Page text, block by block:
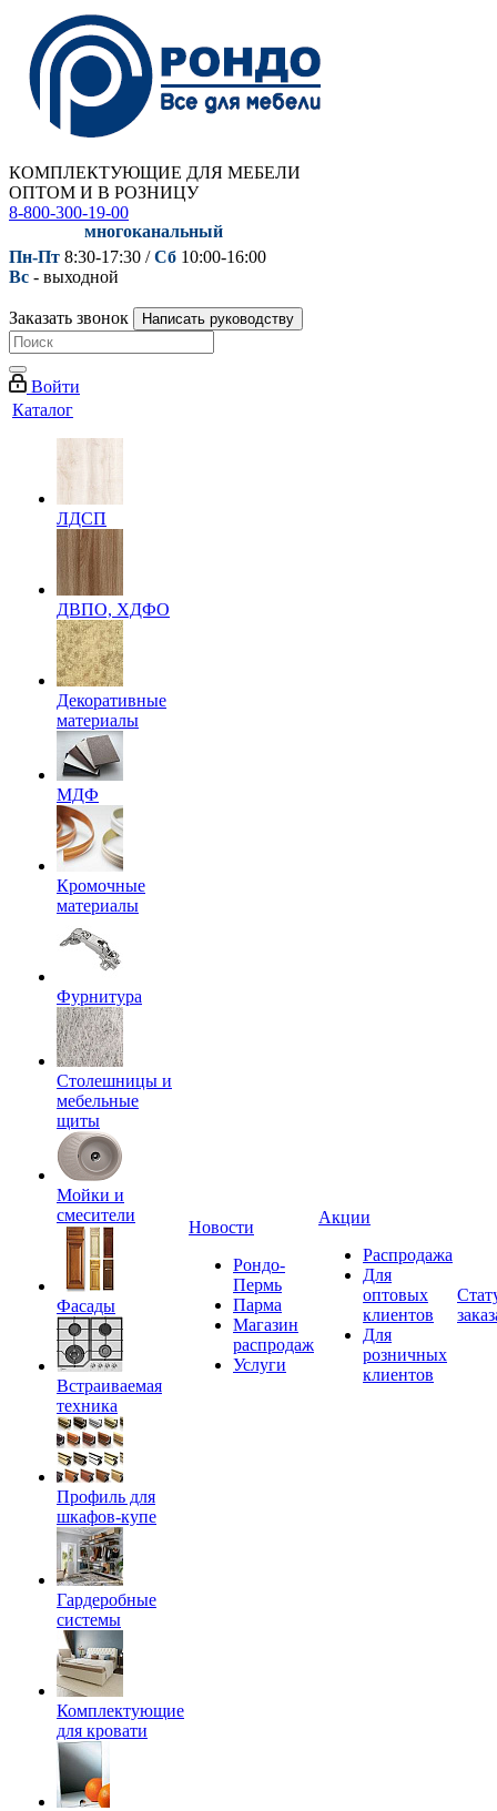
КОМПЛЕКТУЮЩИЕ ДЛЯ МЕБЕЛИ
ОПТОМ И В РОЗНИЦУ
8-800-300-19-00
многоканальный
Пн-Пт 8:30-17:30 /Сб 10:00-16:00
Вс - выходной
Заказать звонок Написать руководству
Войти
Каталог
ЛДСП
ДВПО, ХДФО
Декоративные
материалы
МДФ
Кромочные
материалы
Фурнитура
Столешницы и
мебельные
щиты
Мойки и
смесители
Фасады
Встраиваемая
техника
Профиль для
шкафов-купе
Гардеробные
системы
Комплектующие
для кровати
Новости
Рондо-
Пермь
Парма
Магазин
распродаж
Услуги
Акции
Распродажа
Для
оптовых
клиентов
Для
розничных
клиентов